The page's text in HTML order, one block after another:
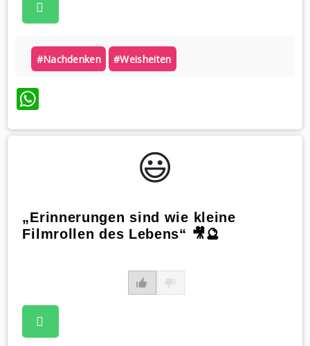
#nachdenken #weisheiten
WhatsApp
😃️
„Erinnerungen sind wie kleine
Filmrollen des Lebens“ 🎥🔮